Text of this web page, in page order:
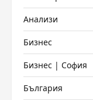
Анализи
Бизнес
Бизнес | София
България